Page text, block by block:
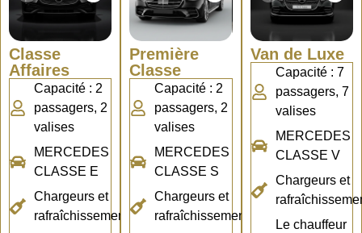
Classe
Affaires
Capacité : 2
passagers, 2
valises
MERCEDES
CLASSE E
Chargeurs et
rafraîchissements
Première
Classe
Capacité : 2
passagers, 2
valises
MERCEDES
CLASSE S
Chargeurs et
rafraîchissements
Van de Luxe
Capacité : 7
passagers, 7
valises
MERCEDES
CLASSE V
Chargeurs et
Le chauffeur